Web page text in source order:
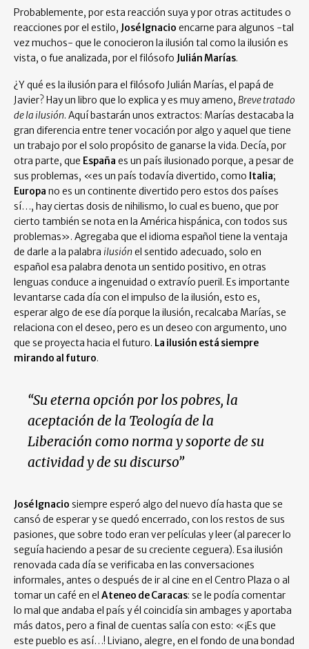
Probablemente, por esta reacción suya y por otras actitudes o
reacciones por el estilo, José Ignacio encarne para algunos -tal
vez muchos- que le conocieron la ilusión tal como la ilusión es
vista, o fue analizada, por el filósofo Julián Marías.
¿Y qué es la ilusión para el filósofo Julián Marías, el papá de
Javier? Hay un libro que lo explica y es muy ameno, Breve tratado
de la ilusión. Aquí bastarán unos extractos: Marías destacaba la
gran diferencia entre tener vocación por algo y aquel que tiene
un trabajo por el solo propósito de ganarse la vida. Decía, por
otra parte, que España es un país ilusionado porque, a pesar de
sus problemas, «es un país todavía divertido, como Italia;
Europa no es un continente divertido pero estos dos países
sí…, hay ciertas dosis de nihilismo, lo cual es bueno, que por
cierto también se nota en la América hispánica, con todos sus
problemas». Agregaba que el idioma español tiene la ventaja
de darle a la palabra ilusiónel sentido adecuado, solo en
español esa palabra denota un sentido positivo, en otras
lenguas conduce a ingenuidad o extravío pueril. Es importante
levantarse cada día con el impulso de la ilusión, esto es,
esperar algo de ese día porque la ilusión, recalcaba Marías, se
relaciona con el deseo, pero es un deseo con argumento, uno
que se proyecta hacia el futuro. La ilusión está siempre
mirando al futuro.
“Su eterna opción por los pobres, la
aceptación de la Teología de la
Liberación como norma y soporte de su
actividad y de su discurso”
José Ignacio siempre esperó algo del nuevo día hasta que se
cansó de esperar y se quedó encerrado, con los restos de sus
pasiones, que sobre todo eran ver películas y leer (al parecer lo
seguía haciendo a pesar de su creciente ceguera). Esa ilusión
renovada cada día se verificaba en las conversaciones
informales, antes o después de ir al cine en el Centro Plaza o al
tomar un café en el Ateneo de Caracas: se le podía comentar
lo mal que andaba el país y él coincidía sin ambages y aportaba
más datos, pero a final de cuentas salía con esto: «¡Es que
este pueblo es así…! Liviano, alegre, en el fondo de una bondad